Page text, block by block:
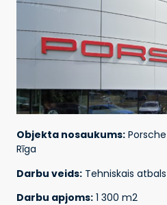
Objekta nosaukums:
Rīga
Darbu veids: Tehniskais
Darbu apjoms: 1 300 m2